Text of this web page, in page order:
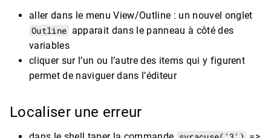
aller dans le menu View/Outline : un nouvel onglet
Outline apparait dans le panneau à côté des
variables
cliquer sur l’un ou l’autre des items qui y figurent
permet de naviguer dans l’éditeur
Localiser une erreur